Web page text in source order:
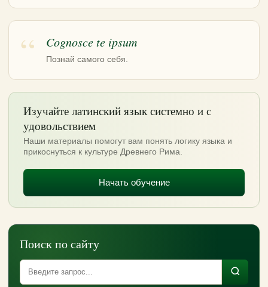
Cognosce te ipsum
Познай самого себя.
Изучайте латинский язык системно и с
удовольствием
Наши материалы помогут вам понять логику языка и
прикоснуться к культуре Древнего Рима.
Начать обучение
Поиск по сайту